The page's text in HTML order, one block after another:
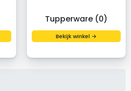
Tupperware (0)
Bekijk winkel →